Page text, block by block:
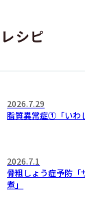
シピ
2026.7.29
脂質異常症①「いわ
2026.7.1
骨粗しょう症予防「
煮」